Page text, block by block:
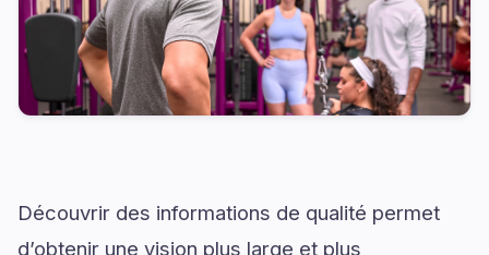
Découvrir des informations de qualité permet
d’obtenir une vision plus large et plus